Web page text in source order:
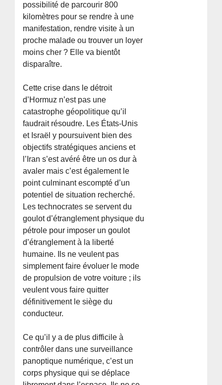
possibilité de parcourir 800
kilomètres pour se rendre à une
manifestation, rendre visite à un
proche malade ou trouver un loyer
moins cher ? Elle va bientôt
disparaître.
Cette crise dans le détroit
d’Hormuz n’est pas une
catastrophe géopolitique qu’il
faudrait résoudre. Les États-Unis
et Israël y poursuivent bien des
objectifs stratégiques anciens et
l’Iran s’est avéré être un os dur à
avaler mais c’est également le
point culminant escompté d’un
potentiel de situation recherché.
Les technocrates se servent du
goulot d’étranglement physique du
pétrole pour imposer un goulot
d’étranglement à la liberté
humaine. Ils ne veulent pas
simplement faire évoluer le mode
de propulsion de votre voiture ; ils
veulent vous faire quitter
définitivement le siège du
conducteur.
Ce qu’il y a de plus difficile à
contrôler dans une surveillance
panoptique numérique, c’est un
corps physique qui se déplace